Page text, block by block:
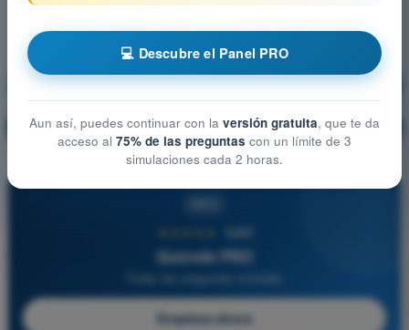
Derecho Aéreo ¡Entrenamiento!
🔒 PRO Explicación de la pregunta
4,6/5
Quizvds PRO
Empieza ahora
💻 Descubre el Panel PRO
Aun así, puedes continuar con la versión gratuita, que te da
acceso al 75% de las preguntas con un límite de 3
simulaciones cada 2 horas.